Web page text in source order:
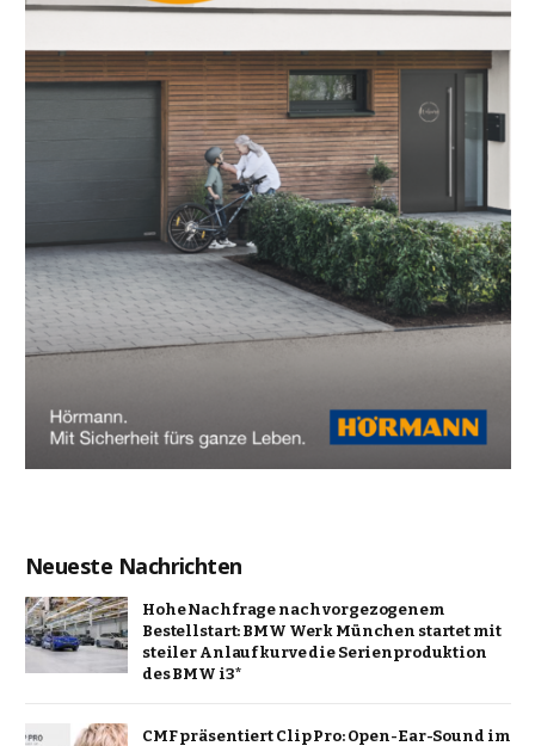
Neueste Nachrichten
Hohe Nachfrage nach vorgezogenem
Bestellstart: BMW Werk München startet mit
steiler Anlaufkurve die Serienproduktion
des BMW i3*
CMF präsentiert Clip Pro: Open-Ear-Sound im